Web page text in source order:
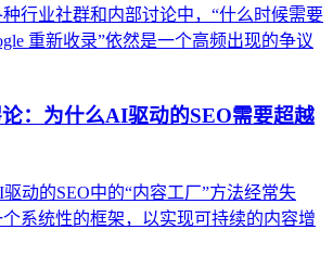
行业社群和内部讨论中，“什么时候需要
重新收录”依然是一个高频出现的争议
：为什么AI驱动的SEO需要超越
动的SEO中的“内容工厂”方法经常失
系统性的框架，以实现可持续的内容增